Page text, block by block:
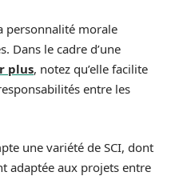
personnalité morale
Dans le cadre d’une
plus, notez qu’elle facilite
entre les
une variété de SCI, dont
adaptée aux projets entre